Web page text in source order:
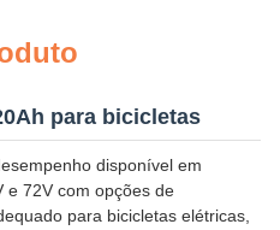
para bicicletas
disponível em
e 72V com opções de
para bicicletas elétricas,